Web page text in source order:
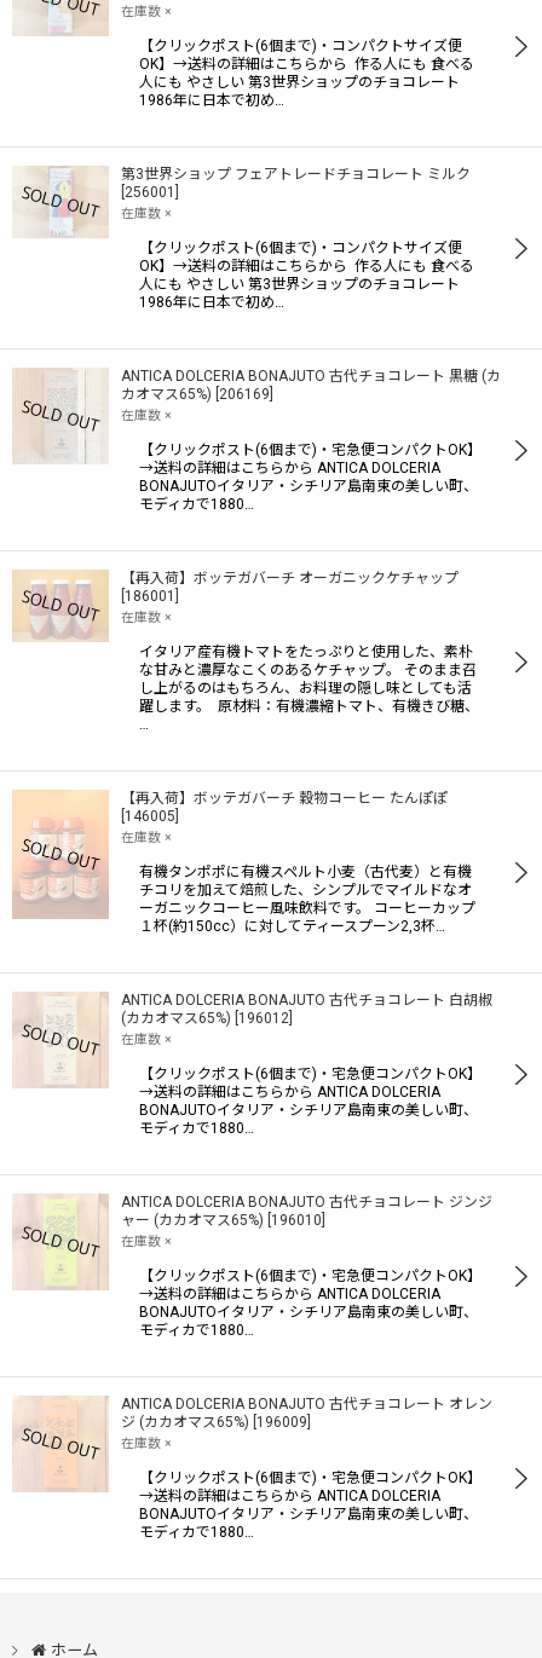
在庫数 ×
【クリックポスト(6個まで)・コンパクトサイズ便
OK】→送料の詳細はこちらから 作る人にも 食べる
人にも やさしい 第3世界ショップのチョコレート
1986年に日本で初め…
第3世界ショップ フェアトレードチョコレート ミルク
256001
在庫数 ×
【クリックポスト(6個まで)・コンパクトサイズ便
OK】→送料の詳細はこちらから 作る人にも 食べる
人にも やさしい 第3世界ショップのチョコレート
1986年に日本で初め…
ANTICA DOLCERIA BONAJUTO 古代チョコレート 黒糖 (カ
カオマス65%) 206169
在庫数 ×
【クリックポスト(6個まで)・宅急便コンパクトOK】
→送料の詳細はこちらから ANTICA DOLCERIA
BONAJUTOイタリア・シチリア島南東の美しい町、
モディカで1880…
【再入荷】ボッテガバーチ オーガニックケチャップ
186001
在庫数 ×
イタリア産有機トマトをたっぷりと使用した、素朴
な甘みと濃厚なこくのあるケチャップ。 そのまま召
し上がるのはもちろん、お料理の隠し味としても活
躍します。 原材料：有機濃縮トマト、有機きび糖、
…
【再入荷】ボッテガバーチ 穀物コーヒー たんぽぽ
146005
在庫数 ×
有機タンポポに有機スペルト小麦（古代麦）と有機
チコリを加えて焙煎した、シンプルでマイルドなオ
ーガニックコーヒー風味飲料です。 コーヒーカップ
１杯(約150cc）に対してティースプーン2,3杯…
ANTICA DOLCERIA BONAJUTO 古代チョコレート 白胡椒
(カカオマス65%) 196012
在庫数 ×
【クリックポスト(6個まで)・宅急便コンパクトOK】
→送料の詳細はこちらから ANTICA DOLCERIA
BONAJUTOイタリア・シチリア島南東の美しい町、
モディカで1880…
ANTICA DOLCERIA BONAJUTO 古代チョコレート ジンジ
ャー (カカオマス65%) 196010
在庫数 ×
【クリックポスト(6個まで)・宅急便コンパクトOK】
→送料の詳細はこちらから ANTICA DOLCERIA
BONAJUTOイタリア・シチリア島南東の美しい町、
モディカで1880…
ANTICA DOLCERIA BONAJUTO 古代チョコレート オレン
ジ (カカオマス65%) 196009
在庫数 ×
【クリックポスト(6個まで)・宅急便コンパクトOK】
→送料の詳細はこちらから ANTICA DOLCERIA
BONAJUTOイタリア・シチリア島南東の美しい町、
モディカで1880…
ホーム